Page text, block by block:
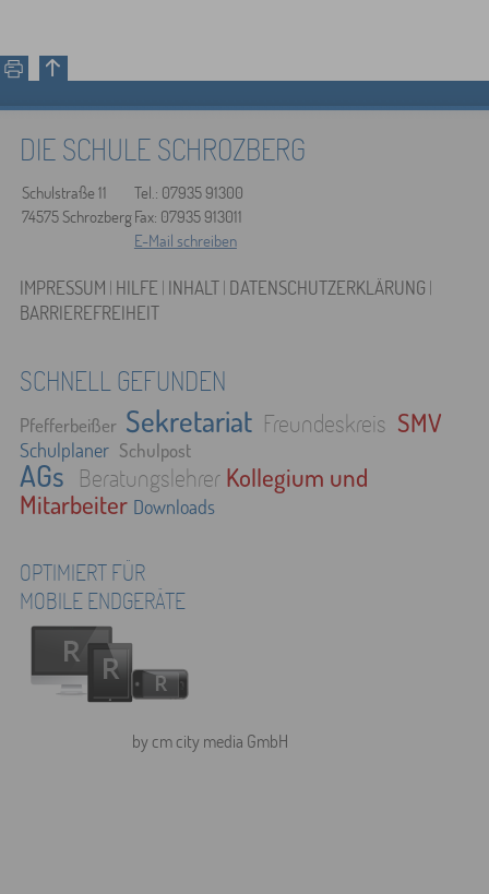
DIE SCHULE SCHROZBERG
Schulstraße 11
Tel.: 07935 91300
74575 SchrozbergFax: 07935 913011
E-Mail schreiben
IMPRESSUM | HILFE | INHALT| DATENSCHUTZERKLÄRUNG |
BARRIEREFREIHEIT
SCHNELL GEFUNDEN
Pfefferbeißer Sekretariat Freundeskreis SMV
Schulplaner Schulpost
AGs Beratungslehrer Kollegium und
Mitarbeiter Downloads
OPTIMIERT FÜR
MOBILE ENDGERÄTE
by cm city media GmbH